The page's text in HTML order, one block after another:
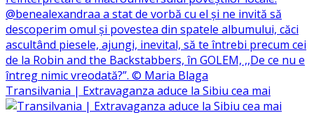
Transilvania | Extravaganza aduce la Sibiu cea mai